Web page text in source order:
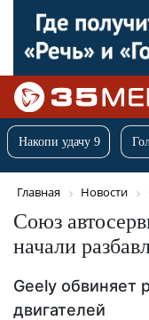
Накопи удачу 9
Главная Новости
Союз
начали
Geely обвиняет
двигателей